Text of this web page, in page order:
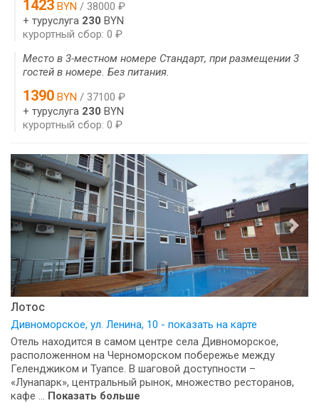
1423 BYN / 38000 ₽
+ туруслуга 230 BYN
курортный сбор: 0 ₽
Место в 3-местном номере Стандарт, при размещении 3
гостей в номере. Без питания.
1390 BYN / 37100 ₽
+ туруслуга 230 BYN
курортный сбор: 0 ₽
Лотос
Дивноморское, ул. Ленина, 10 - показать на карте
Отель находится в самом центре села Дивноморское,
расположенном на Черноморском побережье между
Геленджиком и Туапсе. В шаговой доступности –
«Лунапарк», центральный рынок, множество ресторанов,
кафе ... Показать больше